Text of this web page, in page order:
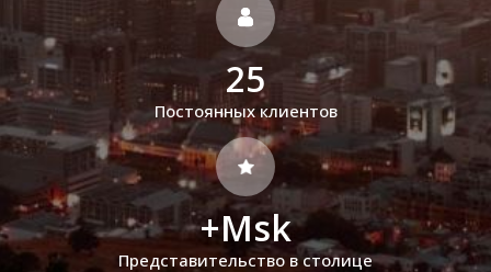
25
Постоянных клиентов
+Msk
Представительство в столице